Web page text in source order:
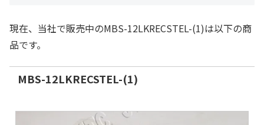
現在、当社で販売中のMBS-12LKRECSTEL-(1)は以下の商
品です。
MBS-12LKRECSTEL-(1)